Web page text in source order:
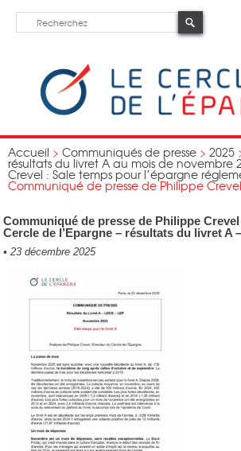
Accueil > Communiqués de presse > 2025
résultats du livret A au mois de novembre
Crevel : Sale temps pour l’épargne
Communiqué de presse de Philippe
Communiqué de presse de Philippe
Cercle de l’Epargne – résultats du livret A
• 23 décembre 2025